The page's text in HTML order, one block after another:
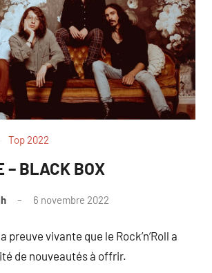
Top 2022
– BLACK BOX
6 novembre 2022
preuve vivante que le Rock’n’Roll a
de nouveautés à offrir.